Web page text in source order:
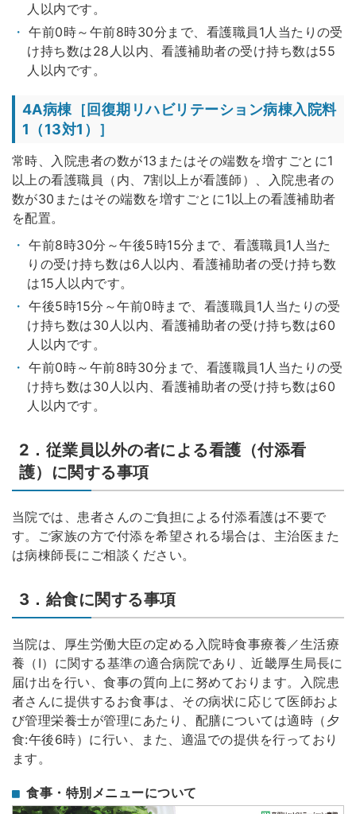
人以内です。
午前0時～午前8時30分まで、看護職員1人当たりの受
け持ち数は28人以内、看護補助者の受け持ち数は55
人以内です。
4A病棟［回復期リハビリテーション病棟入院料
1（13対1）］
常時、入院患者の数が13またはその端数を増すごとに1
以上の看護職員（内、7割以上が看護師）、入院患者の
数が30またはその端数を増すごとに1以上の看護補助者
を配置。
午前8時30分～午後5時15分まで、看護職員1人当た
りの受け持ち数は6人以内、看護補助者の受け持ち数
は15人以内です。
午後5時15分～午前0時まで、看護職員1人当たりの受
け持ち数は30人以内、看護補助者の受け持ち数は60
人以内です。
午前0時～午前8時30分まで、看護職員1人当たりの受
け持ち数は30人以内、看護補助者の受け持ち数は60
人以内です。
2．従業員以外の者による看護（付添看
護）に関する事項
当院では、患者さんのご負担による付添看護は不要で
す。ご家族の方で付添を希望される場合は、主治医また
は病棟師長にご相談ください。
3．給食に関する事項
当院は、厚生労働大臣の定める入院時食事療養／生活療
養（I）に関する基準の適合病院であり、近畿厚生局長に
届け出を行い、食事の質向上に努めております。入院患
者さんに提供するお食事は、その病状に応じて医師およ
び管理栄養士が管理にあたり、配膳については適時（夕
食:午後6時）に行い、また、適温での提供を行っており
ます。
食事・特別メニューについて